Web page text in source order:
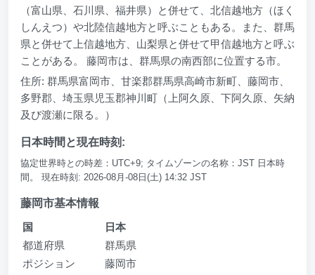
（富山県、石川県、福井県）と併せて、北信越地方（ほく
しんえつ）や北陸信越地方と呼ぶこともある。また、群馬
県と併せて上信越地方、山梨県と併せて甲信越地方と呼ぶ
ことがある。 藤岡市は、群馬県の南西部に位置する市。
住所: 群馬県富岡市、甘楽郡群馬県高崎市新町、藤岡市、
多野郡、埼玉県児玉郡神川町（上阿久原、下阿久原、矢納
及び渡瀬に限る。）
日本時間と現在時刻:
協定世界時との時差：UTC+9; タイムゾーンの名称：JST 日本時
間。 現在時刻: 2026-08月-08日(土) 14:32 JST
藤岡市基本情報
国
日本
都道府県
群馬県
ポジション
藤岡市